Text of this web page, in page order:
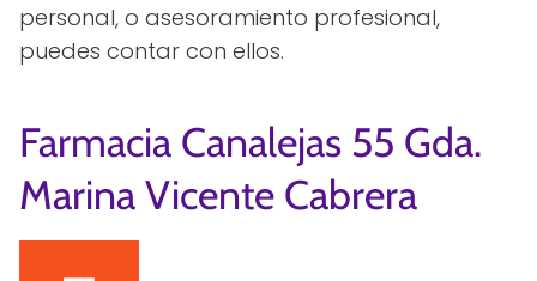
personal, o asesoramiento profesional,
puedes contar con ellos.
Farmacia Canalejas 55 Gda.
Marina Vicente Cabrera